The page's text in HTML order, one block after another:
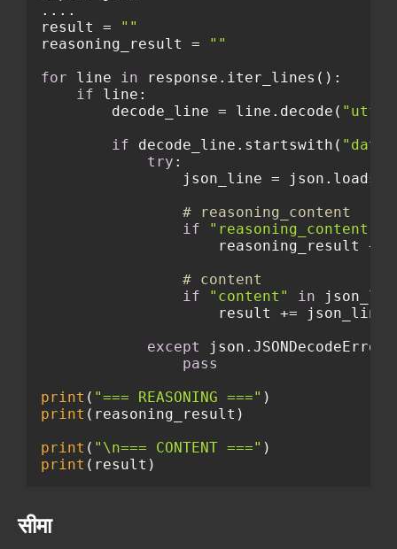
....
result =
""
reasoning_result =
""
for line in response.iter_lines():
if line:
        decode_line = line.decode(
"utf-
if decode_line.startswith(
try :
json_line =
# reasoning_content
if
"reasoning_content"
reasoning_result +=
# content
if
"content" in
                    result += json_line[
except
json.JSONDecodeError:
pass
print ( "=== REASONING ==="
print (reasoning_result)
print ( "\n=== CONTENT ==="
print
सीमा